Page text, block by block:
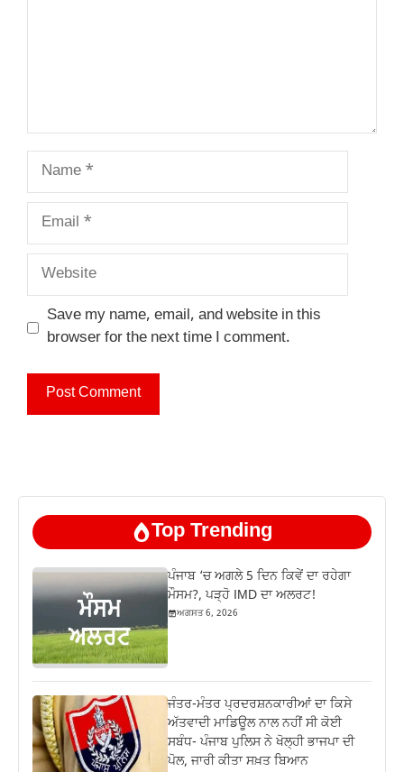
Name
Email
Website
Save my name, email, and website in this
browser for the next time I comment.
Top Trending
ਪੰਜਾਬ ‘ਚ ਅਗਲੇ 5 ਦਿਨ ਕਿਵੇਂ ਦਾ ਰਹੇਗਾ
ਮੌਸਮ?, ਪੜ੍ਹੋ IMD ਦਾ ਅਲਰਟ!
ਅਗਸਤ 6, 2026
ਜੰਤਰ-ਮੰਤਰ ਪ੍ਰਦਰਸ਼ਨਕਾਰੀਆਂ ਦਾ ਕਿਸੇ
ਅੱਤਵਾਦੀ ਮਾਡਿਊਲ ਨਾਲ ਨਹੀਂ ਸੀ ਕੋਈ
ਸਬੰਧ- ਪੰਜਾਬ ਪੁਲਿਸ ਨੇ ਖੋਲ੍ਹੀ ਭਾਜਪਾ ਦੀ
ਪੋਲ, ਜਾਰੀ ਕੀਤਾ ਸਖ਼ਤ ਬਿਆਨ